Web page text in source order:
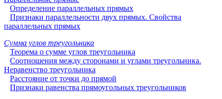
Определение параллельных прямых
Признаки параллельности двух прямых. Свойства
параллельных прямых
Сумма углов треугольника
Теорема о сумме углов треугольника
Соотношения между сторонами и углами треугольника.
Неравенство треугольника
Расстояние от точки до прямой
Признаки равенства прямоугольных треугольников